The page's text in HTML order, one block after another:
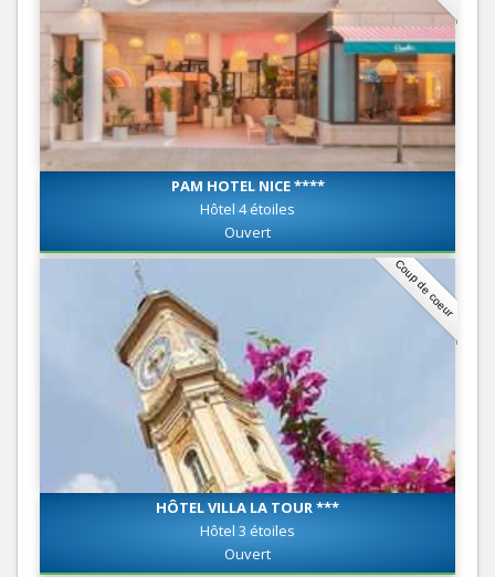
PAM HOTEL NICE ****
Hôtel 4 étoiles
Ouvert
Coup de coeur
HÔTEL VILLA LA TOUR ***
Hôtel 3 étoiles
Ouvert